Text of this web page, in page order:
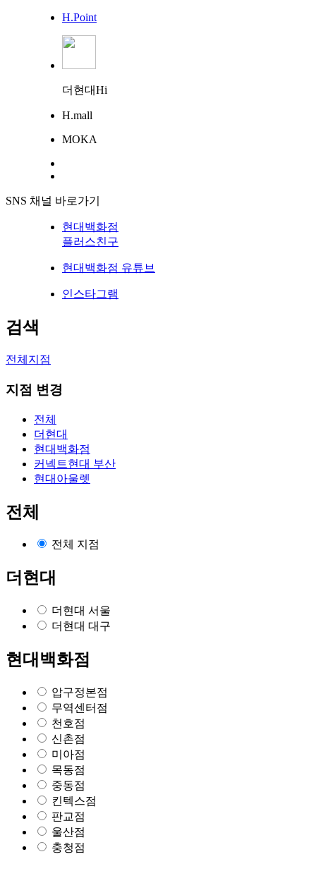
H.Point
더현대Hi
H.mall
MOKA
SNS 채널 바로가기
현대백화점
플러스친구
현대백화점 유튜브
인스타그램
검색
전체지점
지점 변경
전체
더현대
현대백화점
커넥트현대 부산
현대아울렛
전체
전체 지점
더현대
더현대 서울
더현대 대구
현대백화점
압구정본점
무역센터점
천호점
신촌점
미아점
목동점
중동점
킨텍스점
판교점
울산점
충청점